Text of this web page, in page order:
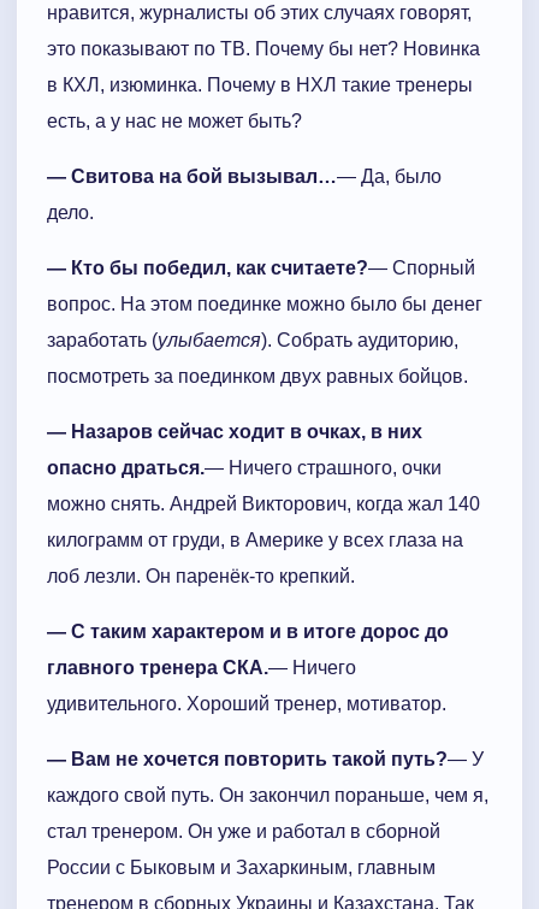
нравится, журналисты об этих случаях говорят,
это показывают по ТВ. Почему бы нет? Новинка
в КХЛ, изюминка. Почему в НХЛ такие тренеры
есть, а у нас не может быть?
— Свитова на бой вызывал…— Да, было
дело.
— Кто бы победил, как считаете?— Спорный
вопрос. На этом поединке можно было бы денег
заработать (улыбается). Собрать аудиторию,
посмотреть за поединком двух равных бойцов.
— Назаров сейчас ходит в очках, в них
опасно драться.— Ничего страшного, очки
можно снять. Андрей Викторович, когда жал 140
килограмм от груди, в Америке у всех глаза на
лоб лезли. Он паренёк-то крепкий.
— С таким характером и в итоге дорос до
главного тренера СКА.— Ничего
удивительного. Хороший тренер, мотиватор.
— Вам не хочется повторить такой путь?— У
каждого свой путь. Он закончил пораньше, чем я,
стал тренером. Он уже и работал в сборной
России с Быковым и Захаркиным, главным
тренером в сборных Украины и Казахстана. Так